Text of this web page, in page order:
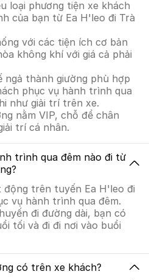
loại phương tiện xe khách
của bạn từ Ea H'leo đi Trà
với các tiện ích cơ bản
không khí với giá cả phải
ngả thành giường phù hợp
phục vụ hành trình qua
như giải trí trên xe.
nằm VIP, chỗ để chân
trí cá nhân.
trình qua đêm nào đi từ
động trên tuyến Ea H'leo đi
vụ hành trình qua đêm.
đi đường dài, bạn có
tối và đi đi nơi vào buổi
có trên xe khách?